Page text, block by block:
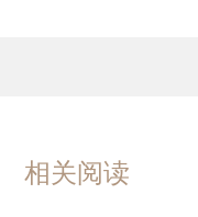
相关阅读